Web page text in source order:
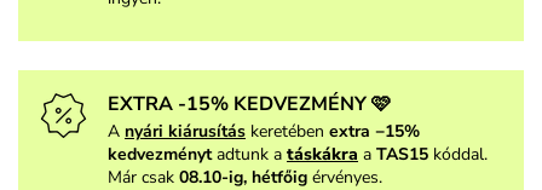
EXTRA -15% KEDVEZMÉNY 🩷
A nyári kiárusítás keretében extra −15%
kedvezménytadtunk a táskákra a TAS15 kóddal.
Már csak 08.10-ig, hétfőig érvényes.